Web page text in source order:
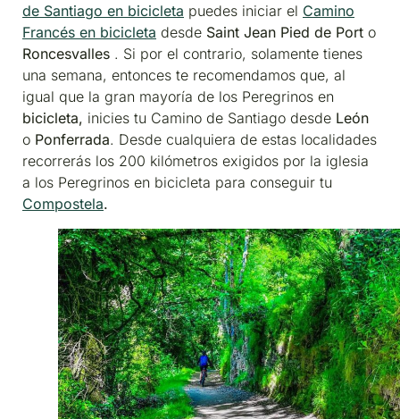
de Santiago en bicicleta puedes iniciar el Camino
Francés en bicicleta desde Saint Jean Pied de Port o
Roncesvalles . Si por el contrario, solamente tienes
una semana, entonces te recomendamos que, al
igual que la gran mayoría de los Peregrinos en
bicicleta, inicies tu Camino de Santiago desde León
o Ponferrada. Desde cualquiera de estas localidades
recorrerás los 200 kilómetros exigidos por la iglesia
a los Peregrinos en bicicleta para conseguir tu
Compostela.